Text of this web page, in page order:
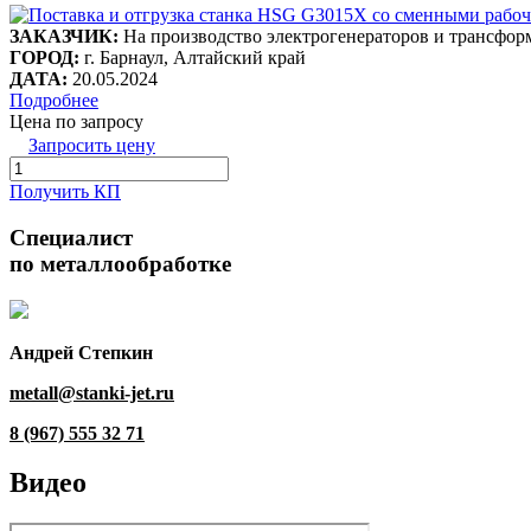
ЗАКАЗЧИК: На производство электрогенераторов и
ГОРОД: г. Барнаул, Алтайский край
ДАТА: 20.05.2024
Подробнее
Цена по запросу
Запросить цену
Получить КП
Специалист
по металлообработке
Андрей Степкин
metall@stanki-jet.ru
8 (967) 555 32 71
Видео